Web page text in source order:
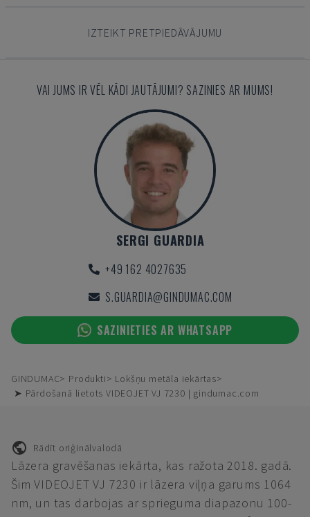
IZTEIKT PRETPIEDĀVĀJUMU
VAI JUMS IR VĒL KĀDI JAUTĀJUMI? SAZINIES AR MUMS!
SERGI GUARDIA
+49 162 4027635
S.GUARDIA@GINDUMAC.COM
SAZINIETIES AR WHATSAPP
GINDUMAC Produkti
Lokšņu metāla iekārtas
➤ Pārdošanā lietots VIDEOJET VJ 7230 | gindumac.com
Rādīt oriģinālvalodā
Lāzera gravēšanas iekārta, kas ražota 2018. gadā.
Šim VIDEOJET VJ 7230 ir lāzera viļņa garums 1064
nm, un tas darbojas ar sprieguma diapazonu 100-